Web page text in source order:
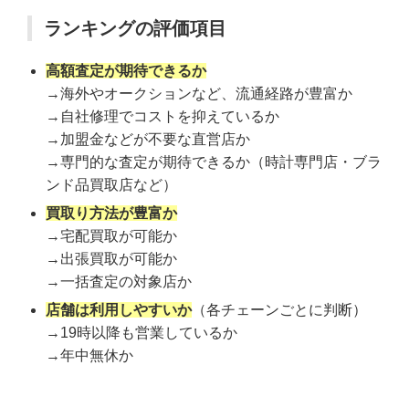
ランキングの評価項目
高額査定が期待できるか
→海外やオークションなど、流通経路が豊富か
→自社修理でコストを抑えているか
→加盟金などが不要な直営店か
→専門的な査定が期待できるか（時計専門店・ブラ
ンド品買取店など）
買取り方法が豊富か
→宅配買取が可能か
→出張買取が可能か
→一括査定の対象店か
店舗は利用しやすいか（各チェーンごとに判断）
→19時以降も営業しているか
→年中無休か